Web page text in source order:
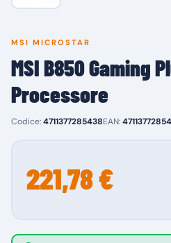
MSI MICROSTAR
MSI B850 Gaming
Processore
Codice:4711377285438EAN:
221,78 €